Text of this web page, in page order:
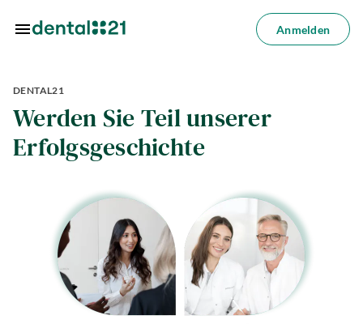
Anmelden
DENTAL21
Werden Sie Teil unserer
Erfolgsgeschichte